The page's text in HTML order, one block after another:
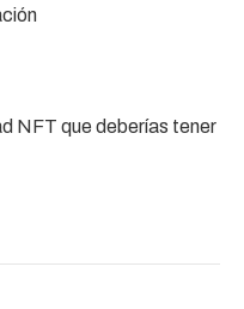
NFT que deberías tener